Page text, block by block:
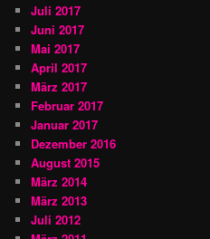
Juli 2017
Juni 2017
Mai 2017
April 2017
März 2017
Februar 2017
Januar 2017
Dezember 2016
August 2015
März 2014
März 2013
Juli 2012